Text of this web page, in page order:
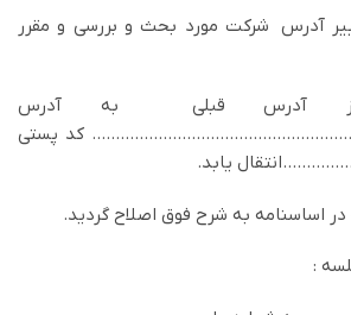
آدرس شركت مورد بحث و بررسي و مقرر
آدرس قبلي به آدرس
کد پستی
یابد.
اساسنامه به شرح فوق اصلاح گرديد.
: